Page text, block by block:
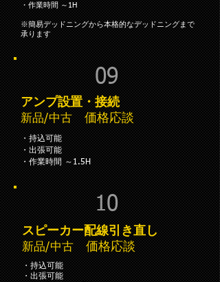
・作業時間 ～1H
※簡易デッドニングから本格的なデッドニングまで
承ります
09
アンプ設置・接続
新品/中古 価格応談
・持込可能
・出張可能
・作業時間 ～1.5H
10
スピーカー配線引き直し
新品/中古 価格応談
・持込可能
・出張可能